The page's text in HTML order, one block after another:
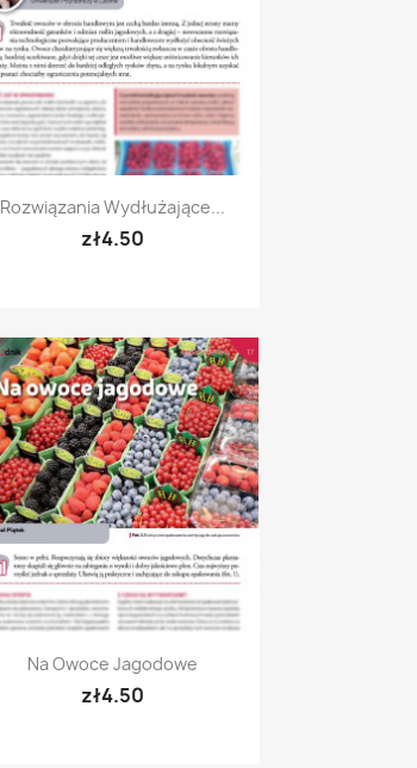
Quick view
Rozwiązania Wydłużające...
zł4.50
Quick view
Na Owoce Jagodowe
zł4.50